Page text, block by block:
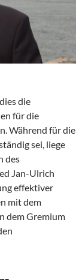
die
für die
Während für die
sei, liege
des
Jan-Ulrich
effektiver
mit dem
dem Gremium